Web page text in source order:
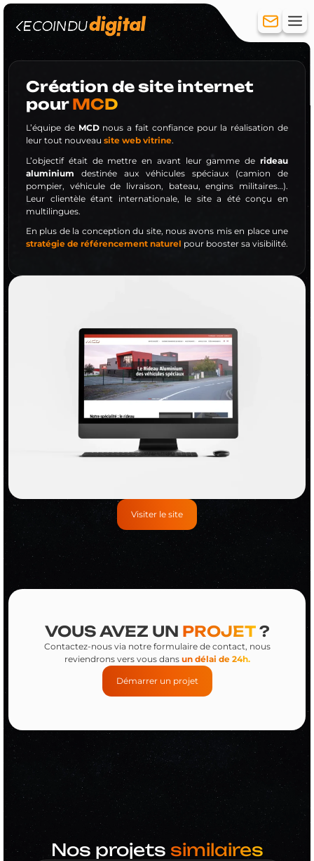
Site vitrine
Hébergement
Réferencement
Référencement Naturel (SEO)
Réseaux sociaux
Création de compte
Publicité
Visiter le site
Création de site internet
pourMCD
L’équipe de MCDnous a fait confiance pour la réalisation de
leur tout nouveau site web vitrine.
L’objectif était de mettre en avant leur gamme de rideau
aluminium destinée aux véhicules spéciaux (camion de
pompier, véhicule de livraison, bateau, engins militaires…).
Leur clientèle étant internationale, le site a été conçu en
multilingues.
En plus de la conception du site, nous avons mis en place une
stratégie de référencement naturel pour booster sa visibilité.
VOUS AVEZ UN PROJET?
Contactez-nous via notre formulaire de contact, nous
reviendrons vers vous dans un délai de 24h.
Démarrer un projet
Nos projets similaires